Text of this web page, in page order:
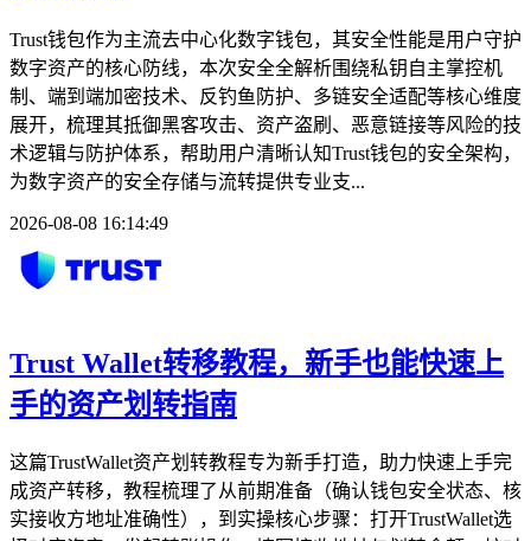
Trust钱包作为主流去中心化数字钱包，其安全性能是用户守护
数字资产的核心防线，本次安全全解析围绕私钥自主掌控机
制、端到端加密技术、反钓鱼防护、多链安全适配等核心维度
展开，梳理其抵御黑客攻击、资产盗刷、恶意链接等风险的技
术逻辑与防护体系，帮助用户清晰认知Trust钱包的安全架构，
为数字资产的安全存储与流转提供专业支...
2026-08-08 16:14:49
Trust Wallet转移教程，新手也能快速上
手的资产划转指南
这篇TrustWallet资产划转教程专为新手打造，助力快速上手完
成资产转移，教程梳理了从前期准备（确认钱包安全状态、核
实接收方地址准确性），到实操核心步骤：打开TrustWallet选